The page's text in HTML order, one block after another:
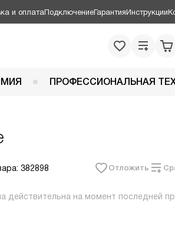
и оплатаПодключениеГарантияИнструкции
ПРОФЕССИОНАЛЬНАЯ
382898 Отложить
действительна на момент последней